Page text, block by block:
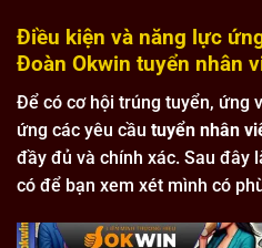
Điều kiện và năng lực
Đoàn Okwin tuyển nhân
Để có cơ hội trúng tuyển, ứng
ứng các yêu cầu tuyển nhân
đầy đủ và chính xác. Sau đây
có để bạn xem xét mình có